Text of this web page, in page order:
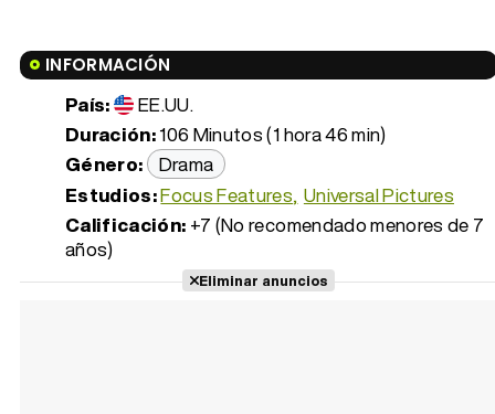
INFORMACIÓN
País:
EE.UU.
Duración:106 Minutos (1 hora 46 min)
Género: Drama
Estudios:Focus Features Universal Pictures
Calificación: +7 (No recomendado menores de 7
años)
Eliminar anuncios